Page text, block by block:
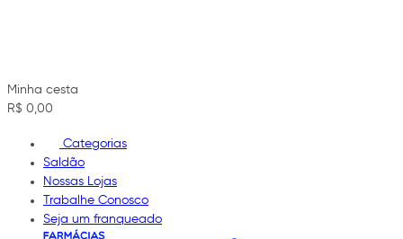
Minha cesta
R$ 0,00
Categorias
Saldão
Nossas Lojas
Trabalhe Conosco
Seja um franqueado